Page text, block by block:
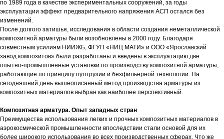
по 1989 года в качестве экспериментальных сооружений, за годы
эксплуатации эффект предварительного напряжения АСП остался без
изменений.
После долгого затишья, исследования в области создания неметаллической
композитной арматуры были возобновлены в 2000 году. Благодаря
совместным усилиям НИИЖБ, ФГУП «НИЦ МАТИ» и ООО «Ярославский
завод композитов» были разработаны и введены в эксплуатацию две
опытно-промышленные установки по производству композитной арматуры,
работающие по принципу пултрузии и безфильерной технологии. На
сегодняшний день вышеописанный метод производства арматуры из
композитных материалов выбран как наиболее перспективный.
Композитная арматура. Опыт западных стран
Преимущества использования легких и прочных композитных материалов в
аэрокосмической промышленности впоследствии стали основой для их
более широкого использования во всех производственных сферах. Что же